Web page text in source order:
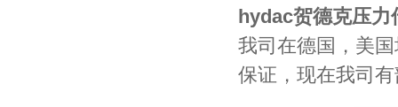
hydac贺德克压力
我司在德国，美
保证，现在我司